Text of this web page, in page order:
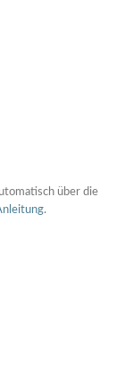
über die
.